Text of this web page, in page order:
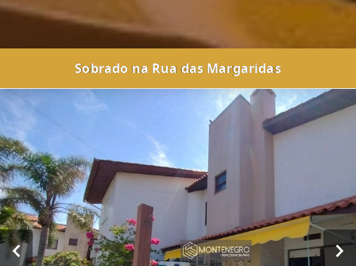
Sobrado na Rua das Margaridas